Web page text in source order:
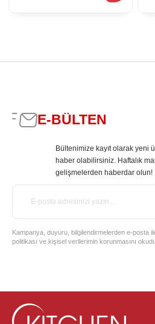
E-BÜLTEN
Bültenimize kayıt olarak yeni
haber olabilirsiniz. Haftalık
gelişmelerden haberdar olun!
Kampanya, duyuru, bilgilendirmelerden e-posta
politikası ve kişisel verilerimin korunmasını